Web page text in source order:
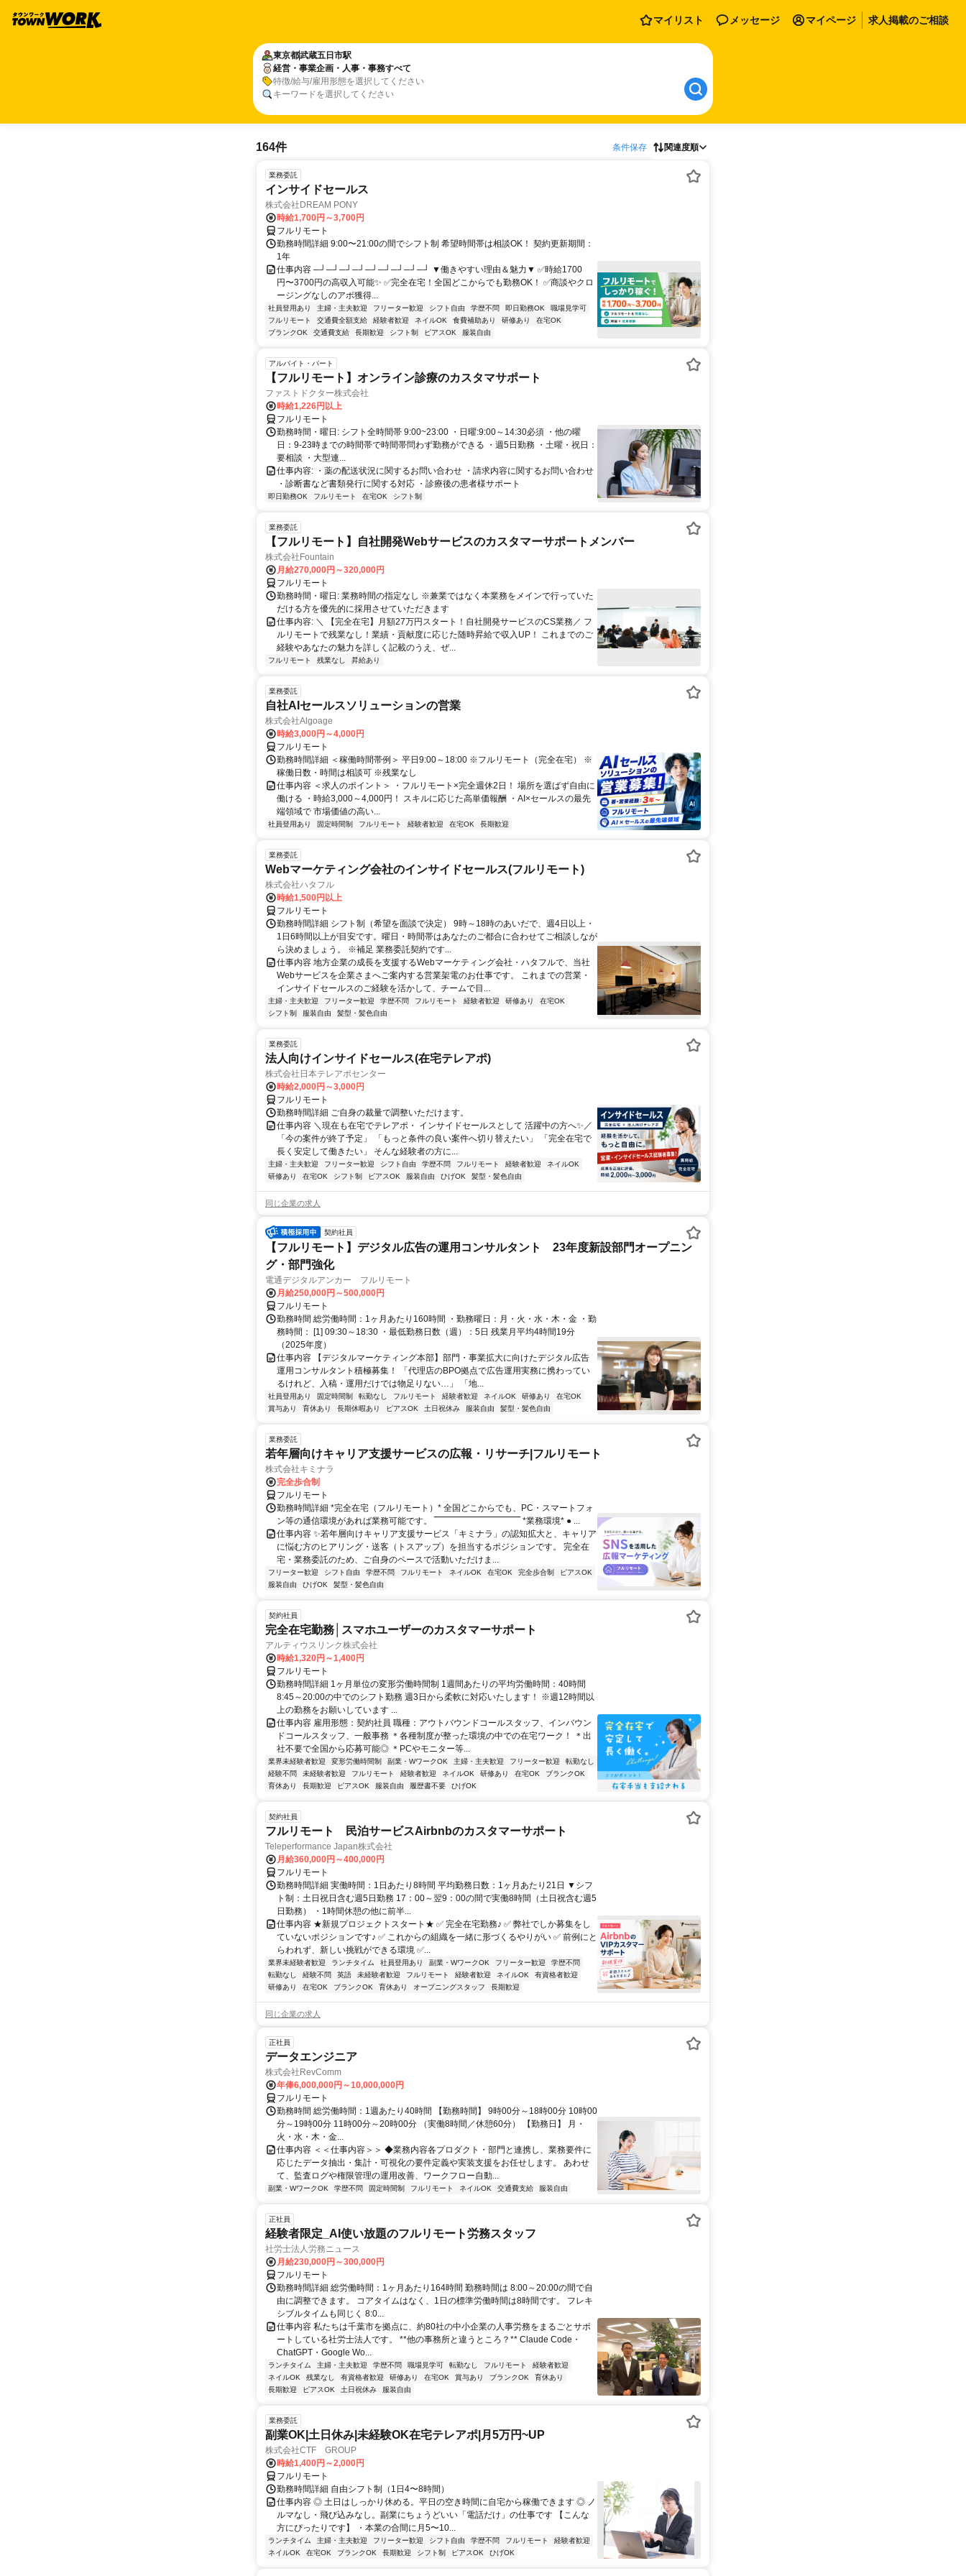
マイリスト メッセージ マイページ 求人掲載のご相談
東京都武蔵五日市駅
経営・事業企画・人事・事務すべて
特徴/給与/雇用形態を選択してください
キーワードを選択してください
164件 条件保存 関連度順
業務委託
インサイドセールス
株式会社DREAM PONY
時給1,700円～3,700円
フルリモート
勤務時間詳細 9:00〜21:00の間でシフト制 希望時間帯は相談OK！ 契約更新期間：
1年
仕事内容 ─┘─┘─┘─┘─┘─┘─┘─┘─┘ ▼働きやすい理由＆魅力▼ ✅時給1700
円〜3700円の高収入可能✨ ✅完全在宅！全国どこからでも勤務OK！ ✅商談やクロ
ージングなしのアポ獲得...
社員登用あり 主婦・主夫歓迎 フリーター歓迎 シフト自由 学歴不問 即日勤務OK
職場見学可
フルリモート
交通費全額支給 経験者歓迎 ネイルOK 食費補助あり 研修あり
在宅OK
ブランクOK
交通費支給 長期歓迎 シフト制 ピアスOK 服装自由
アルバイト・パート
【フルリモート】オンライン診療のカスタマサポート
ファストドクター株式会社
時給1,226円以上
フルリモート
勤務時間・曜日: シフト全時間帯 9:00~23:00 ・日曜:9:00～14:30必須 ・他の曜
日：9-23時までの時間帯で時間帯問わず勤務ができる ・週5日勤務 ・土曜・祝日：
要相談 ・大型連...
仕事内容: ・薬の配送状況に関するお問い合わせ ・請求内容に関するお問い合わせ
・診断書など書類発行に関する対応 ・診療後の患者様サポート
即日勤務OK フルリモート 在宅OK シフト制
業務委託
【フルリモート】自社開発Webサービスのカスタマーサポートメンバー
株式会社Fountain
月給270,000円～320,000円
フルリモート
勤務時間・曜日: 業務時間の指定なし ※兼業ではなく本業務をメインで行っていた
だける方を優先的に採用させていただきます
仕事内容: ＼ 【完全在宅】月額27万円スタート！自社開発サービスのCS業務／ フ
ルリモートで残業なし！業績・貢献度に応じた随時昇給で収入UP！ これまでのご
経験やあなたの魅力を詳しく記載のうえ、ぜ...
フルリモート 残業なし 昇給あり
業務委託
自社AIセールスソリューションの営業
株式会社Algoage
時給3,000円～4,000円
フルリモート
勤務時間詳細 ＜稼働時間帯例＞ 平日9:00～18:00 ※フルリモート（完全在宅） ※
稼働日数・時間は相談可 ※残業なし
仕事内容 ＜求人のポイント＞ ・フルリモート×完全週休2日！ 場所を選ばず自由に
働ける ・時給3,000～4,000円！ スキルに応じた高単価報酬 ・AI×セールスの最先
端領域で 市場価値の高い...
社員登用あり 固定時間制 フルリモート 経験者歓迎 在宅OK 長期歓迎
業務委託
Webマーケティング会社のインサイドセールス(フルリモート)
株式会社ハタフル
時給1,500円以上
フルリモート
勤務時間詳細 シフト制（希望を面談で決定） 9時～18時のあいだで、週4日以上・
1日6時間以上が目安です。曜日・時間帯はあなたのご都合に合わせてご相談しなが
ら決めましょう。 ※補足 業務委託契約です...
仕事内容 地方企業の成長を支援するWebマーケティング会社・ハタフルで、当社
Webサービスを企業さまへご案内する営業架電のお仕事です。 これまでの営業・
インサイドセールスのご経験を活かして、チームで目...
主婦・主夫歓迎 フリーター歓迎 学歴不問 フルリモート 経験者歓迎 研修あり
在宅OK
シフト制
服装自由 髪型・髪色自由
業務委託
法人向けインサイドセールス(在宅テレアポ)
株式会社日本テレアポセンター
時給2,000円～3,000円
フルリモート
勤務時間詳細 ご自身の裁量で調整いただけます。
仕事内容 ＼現在も在宅でテレアポ・ インサイドセールスとして 活躍中の方へ✨／
「今の案件が終了予定」 「もっと条件の良い案件へ切り替えたい」 「完全在宅で
長く安定して働きたい」 そんな経験者の方に...
主婦・主夫歓迎 フリーター歓迎 シフト自由 学歴不問 フルリモート 経験者歓迎
ネイルOK
研修あり
在宅OK シフト制 ピアスOK 服装自由 ひげOK 髪型・髪色自由
同じ企業の求人
契約社員
【フルリモート】デジタル広告の運用コンサルタント 23年度新設部門オープニン
グ・部門強化
電通デジタルアンカー フルリモート
月給250,000円～500,000円
フルリモート
勤務時間 総労働時間：1ヶ月あたり160時間 ・勤務曜日：月・火・水・木・金 ・勤
務時間： [1] 09:30～18:30 ・最低勤務日数（週）：5日 残業月平均4時間19分
（2025年度）
仕事内容 【デジタルマーケティング本部】部門・事業拡大に向けたデジタル広告
運用コンサルタント積極募集！ 「代理店のBPO拠点で広告運用実務に携わってい
るけれど、入稿・運用だけでは物足りない…」 「地...
社員登用あり 固定時間制 転勤なし フルリモート 経験者歓迎 ネイルOK 研修あり
在宅OK
賞与あり
育休あり 長期休暇あり ピアスOK 土日祝休み 服装自由 髪型・髪色自由
業務委託
若年層向けキャリア支援サービスの広報・リサーチ|フルリモート
株式会社キミナラ
完全歩合制
フルリモート
勤務時間詳細 *完全在宅（フルリモート）* 全国どこからでも、PC・スマートフォ
ン等の通信環境があれば業務可能です。 ‾‾‾‾‾‾‾‾‾‾‾‾‾‾‾‾‾‾‾‾‾‾‾‾‾‾‾‾‾‾ *業務環境* ● ...
仕事内容 ✨若年層向けキャリア支援サービス「キミナラ」の認知拡大と、キャリア
に悩む方のヒアリング・送客（トスアップ）を担当するポジションです。 完全在
宅・業務委託のため、ご自身のペースで活動いただけま...
フリーター歓迎 シフト自由 学歴不問 フルリモート ネイルOK 在宅OK 完全歩合制
ピアスOK
服装自由
ひげOK 髪型・髪色自由
契約社員
完全在宅勤務│スマホユーザーのカスタマーサポート
アルティウスリンク株式会社
時給1,320円～1,400円
フルリモート
勤務時間詳細 1ヶ月単位の変形労働時間制 1週間あたりの平均労働時間：40時間
8:45～20:00の中でのシフト勤務 週3日から柔軟に対応いたします！ ※週12時間以
上の勤務をお願いしています ...
仕事内容 雇用形態：契約社員 職種：アウトバウンドコールスタッフ、インバウン
ドコールスタッフ、一般事務 ＊各種制度が整った環境の中での在宅ワーク！ ＊出
社不要で全国から応募可能◎ ＊PCやモニター等...
業界未経験者歓迎 変形労働時間制 副業・WワークOK 主婦・主夫歓迎 フリーター歓迎
転勤なし
経験不問
未経験者歓迎 フルリモート 経験者歓迎 ネイルOK 研修あり 在宅OK
ブランクOK
育休あり
長期歓迎 ピアスOK 服装自由 履歴書不要 ひげOK
契約社員
フルリモート 民泊サービスAirbnbのカスタマーサポート
Teleperformance Japan株式会社
月給360,000円～400,000円
フルリモート
勤務時間詳細 実働時間：1日あたり8時間 平均勤務日数：1ヶ月あたり21日 ▼シフ
ト制：土日祝日含む週5日勤務 17：00～翌9：00の間で実働8時間（土日祝含む週5
日勤務） ・1時間休憩の他に前半...
仕事内容 ★新規プロジェクトスタート★ ✅ 完全在宅勤務♪ ✅ 弊社でしか募集をし
ていないポジションです♪ ✅ これからの組織を一緒に形づくるやりがい ✅ 前例にと
らわれず、新しい挑戦ができる環境 ✅...
業界未経験者歓迎 ランチタイム 社員登用あり 副業・WワークOK フリーター歓迎
学歴不問
転勤なし
経験不問 英語 未経験者歓迎 フルリモート 経験者歓迎 ネイルOK
有資格者歓迎
研修あり
在宅OK ブランクOK 育休あり オープニングスタッフ 長期歓迎
同じ企業の求人
正社員
データエンジニア
株式会社RevComm
年俸6,000,000円～10,000,000円
フルリモート
勤務時間 総労働時間：1週あたり40時間 【勤務時間】 9時00分～18時00分 10時00
分～19時00分 11時00分～20時00分 （実働8時間／休憩60分） 【勤務日】 月・
火・水・木・金...
仕事内容 ＜＜仕事内容＞＞ ◆業務内容各プロダクト・部門と連携し、業務要件に
応じたデータ抽出・集計・可視化の要件定義や実装支援をお任せします。 あわせ
て、監査ログや権限管理の運用改善、ワークフロー自動...
副業・WワークOK 学歴不問 固定時間制 フルリモート ネイルOK 交通費支給 服装自由
正社員
経験者限定_AI使い放題のフルリモート労務スタッフ
社労士法人労務ニュース
月給230,000円～300,000円
フルリモート
勤務時間詳細 総労働時間：1ヶ月あたり164時間 勤務時間は 8:00～20:00の間で自
由に調整できます。 コアタイムはなく、1日の標準労働時間は8時間です。 フレキ
シブルタイムも同じく 8:0...
仕事内容 私たちは千葉市を拠点に、約80社の中小企業の人事労務をまるごとサポ
ートしている社労士法人です。 **他の事務所と違うところ？** Claude Code・
ChatGPT・Google Wo...
ランチタイム 主婦・主夫歓迎 学歴不問 職場見学可 転勤なし フルリモート
経験者歓迎
ネイルOK
残業なし 有資格者歓迎 研修あり 在宅OK 賞与あり ブランクOK
育休あり
長期歓迎
ピアスOK 土日祝休み 服装自由
業務委託
副業OK|土日休み|未経験OK在宅テレアポ|月5万円~UP
株式会社CTF GROUP
時給1,400円～2,000円
フルリモート
勤務時間詳細 自由シフト制（1日4〜8時間）
仕事内容 ◎ 土日はしっかり休める。平日の空き時間に自宅から稼働できます ◎ ノ
ルマなし・飛び込みなし。副業にちょうどいい「電話だけ」の仕事です 【こんな
方にぴったりです】 ・本業の合間に月5〜10...
ランチタイム 主婦・主夫歓迎 フリーター歓迎 シフト自由 学歴不問 フルリモート
経験者歓迎
ネイルOK
在宅OK ブランクOK 長期歓迎 シフト制 ピアスOK ひげOK